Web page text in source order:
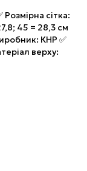
сітка:
45 = 28,3 см
КНР ✅
верху: